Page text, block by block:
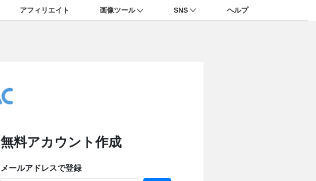
アフィリエイト 画像ツール SNS ヘルプ
無料アカウント作成
メールアドレスで登録